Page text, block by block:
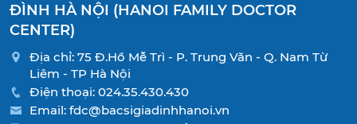
ĐÌNH HÀ NỘI (HANOI FAMILY DOCTOR
CENTER)
Địa chỉ: 75 Đ.Hồ Mễ Trì - P. Trung Văn - Q. Nam Từ
Liêm - TP Hà Nội
Điện thoại: 024.35.430.430
Email: fdc@bacsigiadinhhanoi.vn